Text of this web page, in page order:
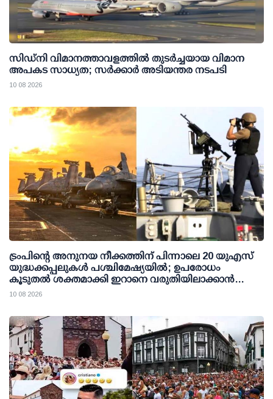
സിഡ്‌നി വിമാനത്താവളത്തില്‍ തുടര്‍ച്ചയായ വിമാന
അപകട സാധ്യത; സര്‍ക്കാര്‍ അടിയന്തര നടപടി
10 08 2026
ട്രംപിന്റെ അനുനയ നീക്കത്തിന് പിന്നാലെ 20 യുഎസ്
യുദ്ധക്കപ്പലുകള്‍ പശ്ചിമേഷ്യയില്‍; ഉപരോധം
കൂടുതല്‍ ശക്തമാക്കി ഇറാനെ വരുതിയിലാക്കാന്‍
നീക്കം
10 08 2026